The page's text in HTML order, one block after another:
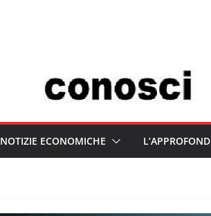
NOTIZIE ECONOMICHE